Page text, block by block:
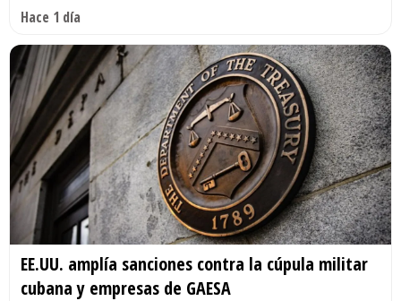
Hace 1 día
EE.UU. amplía sanciones contra la cúpula militar
cubana y empresas de GAESA